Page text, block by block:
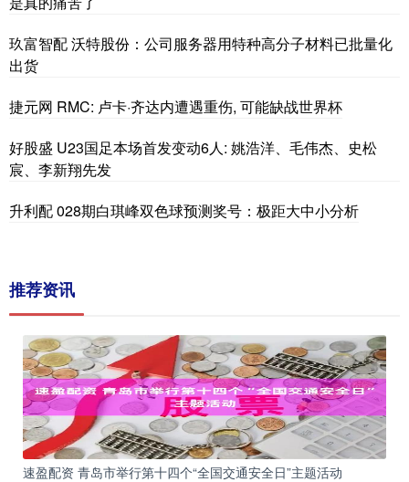
玖富智配 沃特股份：公司服务器用特种高分子材料已批量化
出货
捷元网 RMC: 卢卡·齐达内遭遇重伤, 可能缺战世界杯
好股盛 U23国足本场首发变动6人: 姚浩洋、毛伟杰、史松
宸、李新翔先发
升利配 028期白琪峰双色球预测奖号：极距大中小分析
推荐资讯
速盈配资 青岛市举行第十四个“全国交通安全日”主题活动